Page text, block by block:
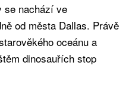
se nachází ve
od města Dallas. Právě
oceánu a
dinosauřích stop